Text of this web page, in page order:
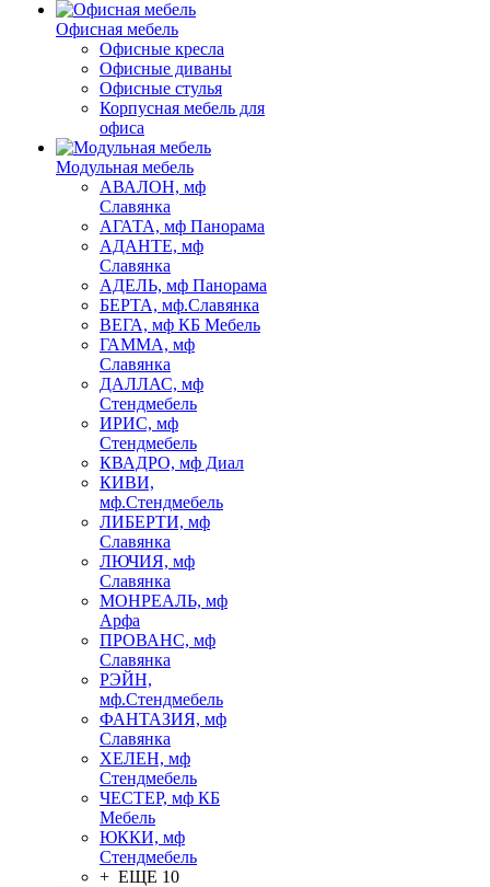
Офисная мебель
Офисные кресла
Офисные диваны
Офисные стулья
Корпусная мебель для
офиса
Модульная мебель
АВАЛОН, мф
Славянка
АГАТА, мф Панорама
АДАНТЕ, мф
Славянка
АДЕЛЬ, мф Панорама
БЕРТА, мф.Славянка
ВЕГА, мф КБ Мебель
ГАММА, мф
Славянка
ДАЛЛАС, мф
Стендмебель
ИРИС, мф
Стендмебель
КВАДРО, мф Диал
КИВИ,
мф.Стендмебель
ЛИБЕРТИ, мф
Славянка
ЛЮЧИЯ, мф
Славянка
МОНРЕАЛЬ, мф
Арфа
ПРОВАНС, мф
Славянка
РЭЙН,
мф.Стендмебель
ФАНТАЗИЯ, мф
Славянка
ХЕЛЕН, мф
Стендмебель
ЧЕСТЕР, мф КБ
Мебель
ЮККИ, мф
Стендмебель
+ ЕЩЕ 10